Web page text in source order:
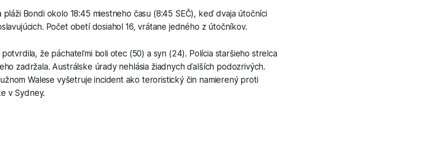
pláži Bondi okolo 18:45 miestneho času (8:45 SEČ), keď dvaja útočníci
Počet obetí dosiahol 16, vrátane jedného z útočníkov.
že páchateľmi boli otec (50) a syn (24). Polícia staršieho strelca
zadržala. Austrálske úrady nehlásia žiadnych ďalších podozrivých.
Walese vyšetruje incident ako teroristický čin namierený proti
v Sydney.